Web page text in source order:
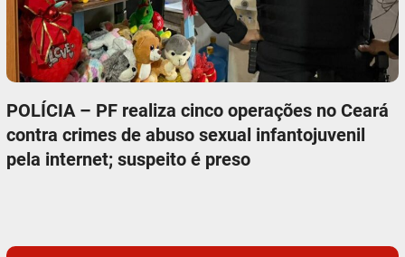
POLÍCIA – PF realiza cinco operações no Ceará
contra crimes de abuso sexual infantojuvenil
pela internet; suspeito é preso